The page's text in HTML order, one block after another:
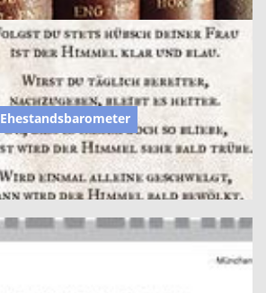
Ehestandsbarometer